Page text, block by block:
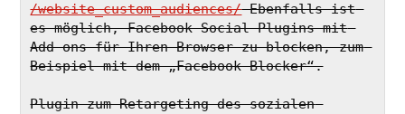
/website_custom_audiences/ Ebenfalls ist
es möglich, Facebook-Social-Plugins mit
Add-ons für Ihren Browser zu blocken, zum
Beispiel mit dem „Facebook Blocker“.
Plugin zum Retargeting des sozialen